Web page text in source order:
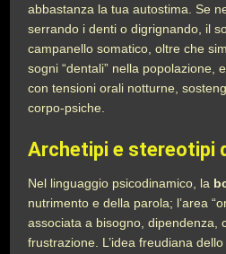
abbastanza la tua autostima. Se
serrando i denti o digrignando, il
campanello somatico, oltre che
sogni “dentali” nella popolazione,
con tensioni orali notturne,
corpo-psiche.
Archetipi e stereotipi
Nel linguaggio psicodinamico, la
nutrimento e della parola; l’area
associata a bisogno, dipendenza,
frustrazione. L’idea freudiana